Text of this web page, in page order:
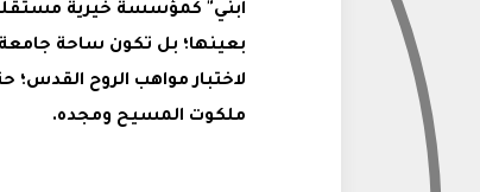
ابني" كمؤسسة خيرية
بعينها؛ بل تكون ساحة
لاختبار مواهب الروح القدس؛
ملكوت المسيح ومجده.